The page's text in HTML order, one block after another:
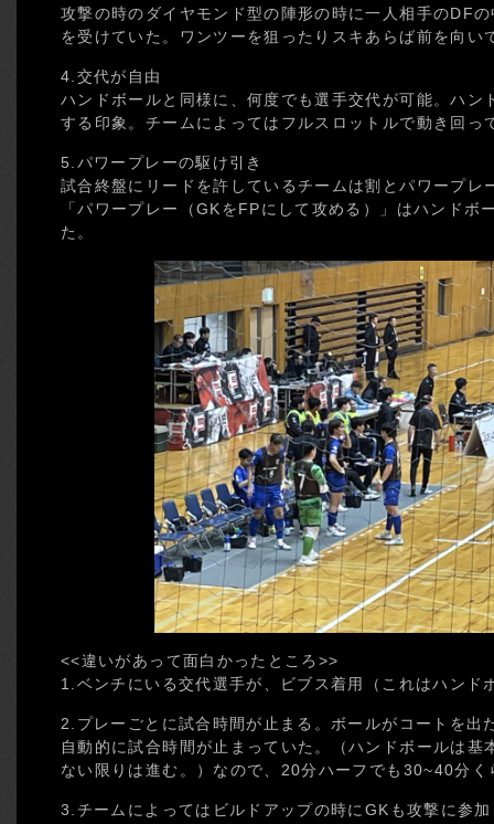
攻撃の時のダイヤモンド型の陣形の時に一人相手のDF
を受けていた。ワンツーを狙ったりスキあらば前を向い
4.交代が自由
ハンドボールと同様に、何度でも選手交代が可能。ハン
する印象。チームによってはフルスロットルで動き回っ
5.パワープレーの駆け引き
試合終盤にリードを許しているチームは割とパワープレ
「パワープレー（GKをFPにして攻める）」はハンドボ
た。
<<違いがあって面白かったところ>>
1.ベンチにいる交代選手が、ビブス着用（これはハンド
2.プレーごとに試合時間が止まる。ボールがコートを出
自動的に試合時間が止まっていた。（ハンドボールは基
ない限りは進む。）なので、20分ハーフでも30~40分く
3.チームによってはビルドアップの時にGKも攻撃に参